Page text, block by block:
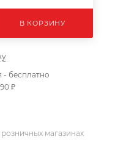
В КОРЗИНУ
- бесплатно
₽
магазинах